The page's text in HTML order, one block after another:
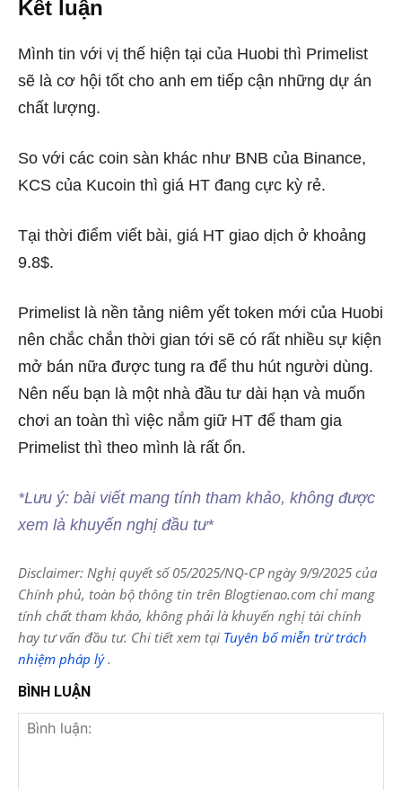
Kết luận
Mình tin với vị thế hiện tại của Huobi thì Primelist
sẽ là cơ hội tốt cho anh em tiếp cận những dự án
chất lượng.
So với các coin sàn khác như BNB của Binance,
KCS của Kucoin thì giá HT đang cực kỳ rẻ.
Tại thời điểm viết bài, giá HT giao dịch ở khoảng
9.8$.
Primelist là nền tảng niêm yết token mới của Huobi
nên chắc chắn thời gian tới sẽ có rất nhiều sự kiện
mở bán nữa được tung ra để thu hút người dùng.
Nên nếu bạn là một nhà đầu tư dài hạn và muốn
chơi an toàn thì việc nắm giữ HT để tham gia
Primelist thì theo mình là rất ổn.
*Lưu ý: bài viết mang tính tham khảo, không được
xem là khuyến nghị đầu tư*
Disclaimer: Nghị quyết số 05/2025/NQ-CP ngày 9/9/2025 của
Chính phủ, toàn bộ thông tin trên Blogtienao.com chỉ mang
tính chất tham khảo, không phải là khuyến nghị tài chính
hay tư vấn đầu tư. Chi tiết xem tại Tuyên bố miễn trừ trách
nhiệm pháp lý.
BÌNH LUẬN